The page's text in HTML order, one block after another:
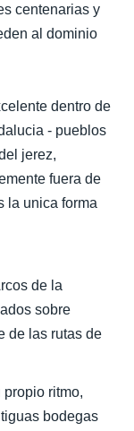
centenarias y
al dominio
dentro de
- pueblos
jerez,
fuera de
la unica forma
de la
sobre
de las rutas de
ritmo,
bodegas